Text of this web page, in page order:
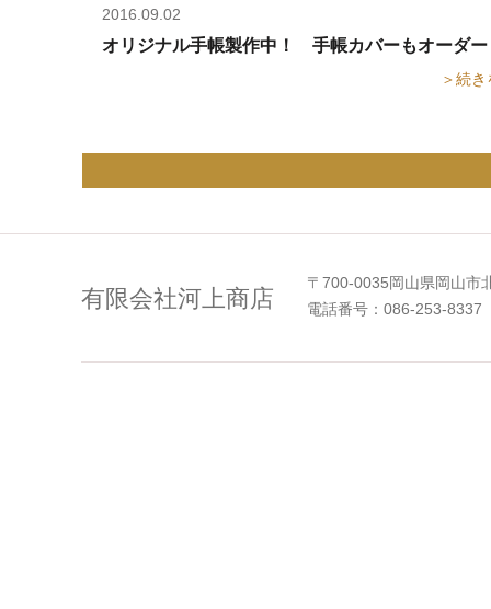
2016.09.02
オリジナル手帳製作中！ 手帳カバーもオーダ
＞続
有限会社河上商店
〒700-0035岡山県岡山市
電話番号：086-253-